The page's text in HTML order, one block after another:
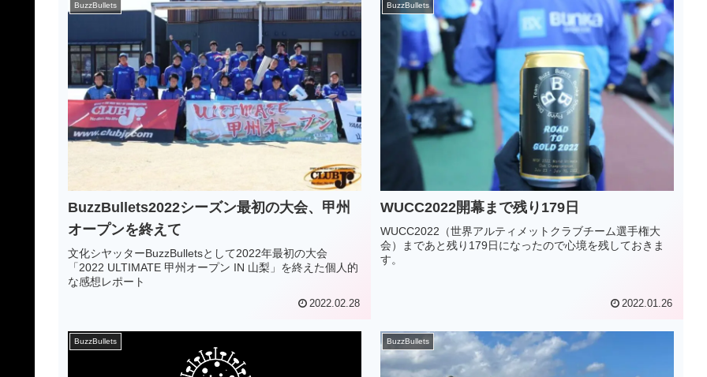
BuzzBullets
BuzzBullets2022シーズン最初の大会、甲州
オープンを終えて
文化シヤッターBuzzBulletsとして2022年最初の大会
「2022 ULTIMATE 甲州オープン IN 山梨」を終えた個人的
な感想レポート
2022.02.28
BuzzBullets
WUCC2022開幕まで残り179日
WUCC2022（世界アルティメットクラブチーム選手権大
会）まであと残り179日になったので心境を残しておきま
す。
2022.01.26
BuzzBullets BuzzBullets